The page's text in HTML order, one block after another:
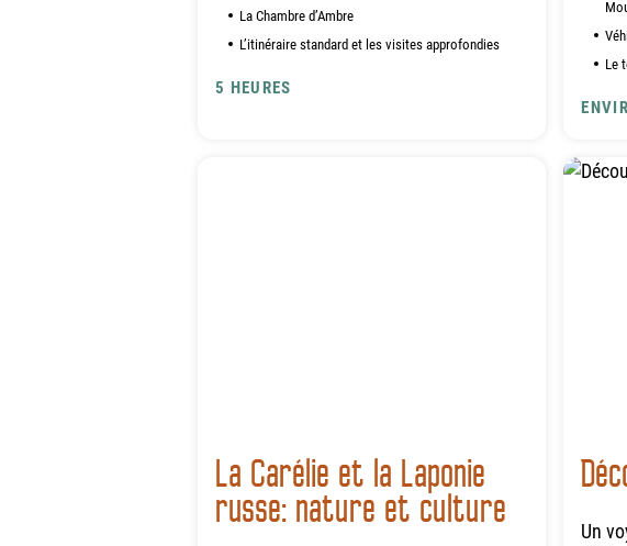
La Chambre d’Ambre
L’itinéraire standard et les visites approfondies
5 HEURES
Le
La Carélie et la Laponie
russe: nature et culture
Un